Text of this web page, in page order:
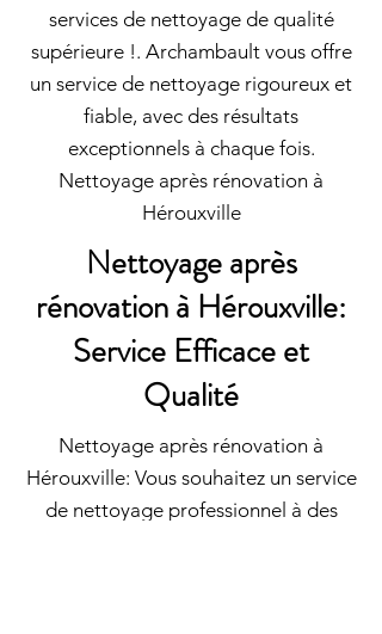
services de nettoyage de qualité
supérieure !. Archambault vous offre
un service de nettoyage rigoureux et
fiable, avec des résultats
exceptionnels à chaque fois.
Nettoyage après rénovation à
Hérouxville
Nettoyage après
rénovation à Hérouxville:
Service Efficace et
Qualité
Nettoyage après rénovation à
Hérouxville: Vous souhaitez un service
de nettoyage professionnel à des